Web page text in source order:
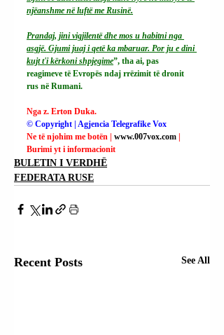
njëanshme në luftë me Rusinë.
Prandaj, jini vigjilentë dhe mos u habitni nga
asgjë. Gjumi juaj i qetë ka mbaruar. Por ju e dini
kujt t'i kërkoni shpjegime”, tha ai, pas
reagimeve të Evropës ndaj rrëzimit të dronit
rus në Rumani.
Nga z. Erton Duka.
© Copyright | Agjencia Telegrafike Vox
Ne të njohim me botën | www.007vox.com
Burimi yt i informacionit
BULETIN I VERDHË
FEDERATA RUSE
Recent Posts See All